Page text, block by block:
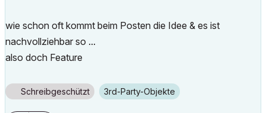
wie schon oft kommt beim Posten die Idee & es ist
nachvollziehbar so ...
also doch Feature
Schreibgeschützt 3rd-Party-Objekte